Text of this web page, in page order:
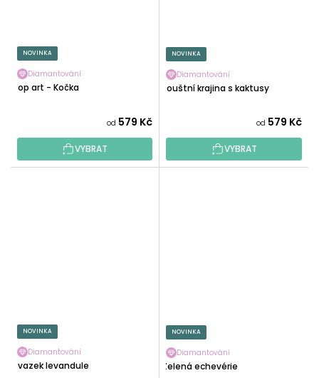
NOVINKA
Diamantování
Pop art - Kočka
od 579 Kč
VYBRAT
NOVINKA
Diamantování
Pouštní krajina s kaktusy
od 579 Kč
VYBRAT
NOVINKA
Diamantování
Svazek levandule
NOVINKA
Diamantování
Zelená echevérie